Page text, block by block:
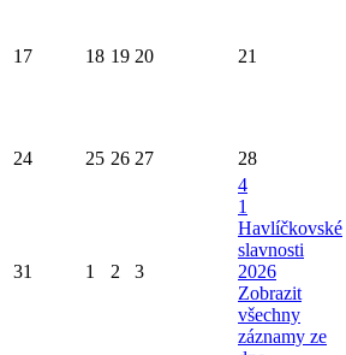
17 18 19 20 21
24
25 26 27 28
31 1 2 3
4
1
Havlíčkovské
slavnosti
2026
Zobrazit
všechny
záznamy ze